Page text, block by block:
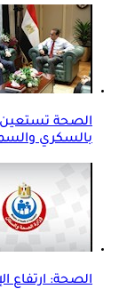
الصحة تستعين
بالسكري